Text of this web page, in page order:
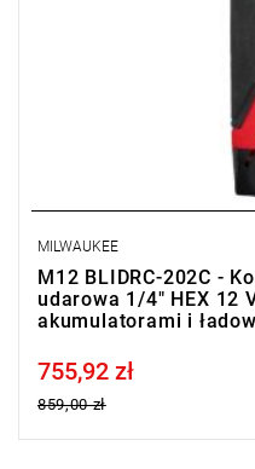
MILWAUKEE
M12 BLIDRC-202C -
udarowa 1/4" HEX 12
akumulatorami i
Price tax included
755,92 zł
859,00 zł